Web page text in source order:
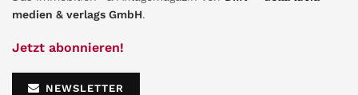
medien & verlags GmbH.
Jetzt abonnieren!
NEWSLETTER